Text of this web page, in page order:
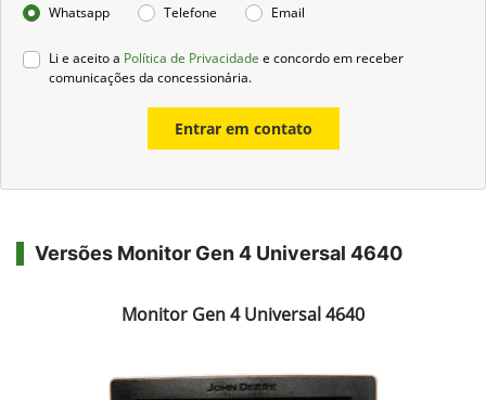
Whatsapp Telefone Email
Li e aceito a Política de Privacidade e concordo em receber
comunicações da concessionária.
Entrar em contato
Versões Monitor Gen 4 Universal 4640
Monitor Gen 4 Universal 4640